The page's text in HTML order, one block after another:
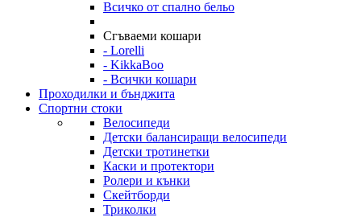
Всичко от спално бельо
Сгъваеми кошари
- Lorelli
- KikkaBoo
- Всички кошари
Проходилки и бънджита
Спортни стоки
Велосипеди
Детски балансиращи велосипеди
Детски тротинетки
Каски и протектори
Ролери и кънки
Скейтборди
Триколки